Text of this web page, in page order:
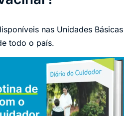
nas Unidades Básicas
todo o país.